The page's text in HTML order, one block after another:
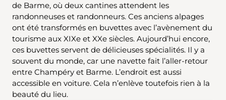
de Barme, où deux cantines attendent les
randonneuses et randonneurs. Ces anciens alpages
ont été transformés en buvettes avec l’avènement du
tourisme aux XIXe et XXe siècles. Aujourd’hui encore,
ces buvettes servent de délicieuses spécialités. Il y a
souvent du monde, car une navette fait l’aller-retour
entre Champéry et Barme. L’endroit est aussi
accessible en voiture. Cela n’enlève toutefois rien à la
beauté du lieu.